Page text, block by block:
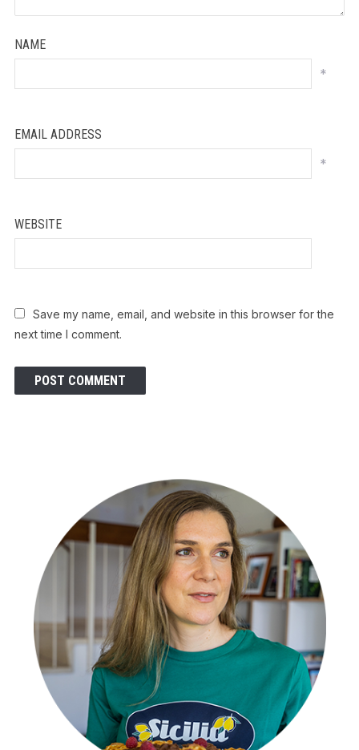
NAME
*
EMAIL ADDRESS
*
WEBSITE
Save my name, email, and website in this browser for the
next time I comment.